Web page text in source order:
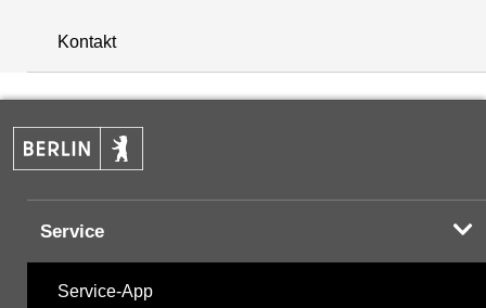
+
−
Kontakt
Service
Service-App